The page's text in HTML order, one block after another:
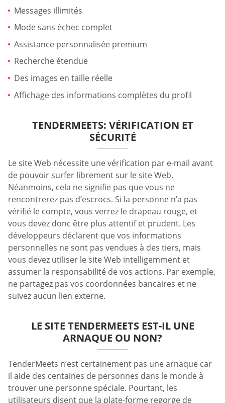
Messages illimités
Mode sans échec complet
Assistance personnalisée premium
Recherche étendue
Des images en taille réelle
Affichage des informations complètes du profil
TENDERMEETS: VÉRIFICATION ET
SÉCURITÉ
Le site Web nécessite une vérification par e-mail avant
de pouvoir surfer librement sur le site Web.
Néanmoins, cela ne signifie pas que vous ne
rencontrerez pas d’escrocs. Si la personne n’a pas
vérifié le compte, vous verrez le drapeau rouge, et
vous devez donc être plus attentif et prudent. Les
développeurs déclarent que vos informations
personnelles ne sont pas vendues à des tiers, mais
vous devez utiliser le site Web intelligemment et
assumer la responsabilité de vos actions. Par exemple,
ne partagez pas vos coordonnées bancaires et ne
suivez aucun lien externe.
LE SITE TENDERMEETS EST-IL UNE
ARNAQUE OU NON?
TenderMeets n’est certainement pas une arnaque car
il aide des centaines de personnes dans le monde à
trouver une personne spéciale. Pourtant, les
utilisateurs disent que la plate-forme regorge de